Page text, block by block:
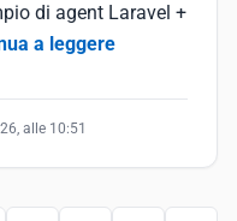
di agent Laravel +
a leggere
alle 10:51